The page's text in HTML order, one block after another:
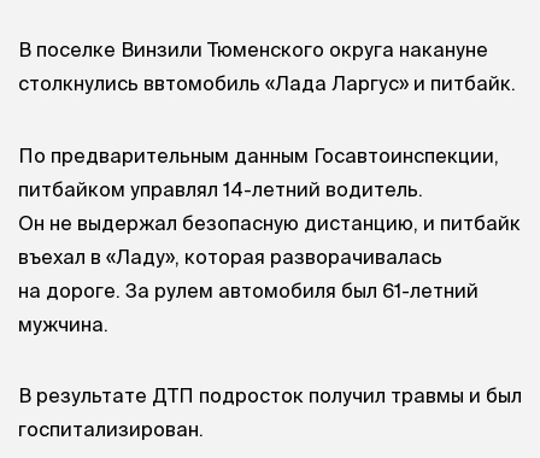
В поселке Винзили Тюменского округа накануне
столкнулись ввтомобиль «Лада Ларгус» и питбайк.
По предварительным данным Госавтоинспекции,
питбайком управлял 14-летний водитель.
Он не выдержал безопасную дистанцию, и питбайк
въехал в «Ладу», которая разворачивалась
на дороге. За рулем автомобиля был 61-летний
мужчина.
В результате ДТП подросток получил травмы и был
госпитализирован.